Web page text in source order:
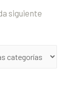
siguiente